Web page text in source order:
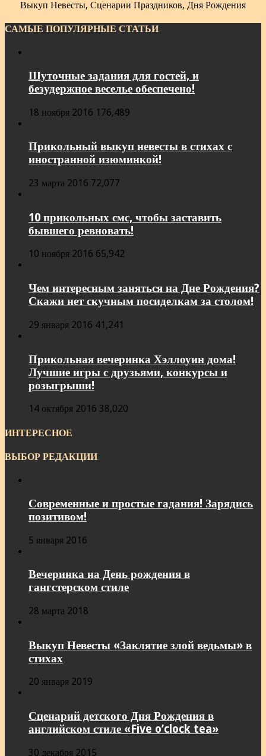
Выкуп Невесты, Сценарии Праздников, Дня Рождения
САМЫЕ ПОПУЛЯРНЫЕ СТАТЬИ
Шуточные задания для гостей, и
безудержное веселье обеспечено!
18 ноября 2016 176,489
Прикольный выкуп невесты в стихах с
иностранной изюминкой!
23 марта 2016 72,077
10 прикольных смс, чтобы заставить
бывшего ревновать!
10 ноября 2016 65,942
Чем интересным заняться на Дне Рождения?
Скажи нет скучным посиделкам за столом!
29 января 2016 41,241
Прикольная вечеринка Хэллоуин дома!
Лучшие игры с друзьями, конкурсы и
розыгрыши!
14 октября 2016 38,020
ИНТЕРЕСНОЕ
ВЫБОР РЕДАКЦИИ
Современные и простые гадания! Зарядись
позитивом!
5 января 2016
Вечеринка на День рождения в
гангстерском стиле
28 марта 2018
Выкуп Невесты «Заклятие злой ведьмы» в
стихах
20 января 2019
Сценарий детского Дня Рождения в
английском стиле «Five o’clock tea»
30 декабря 2015